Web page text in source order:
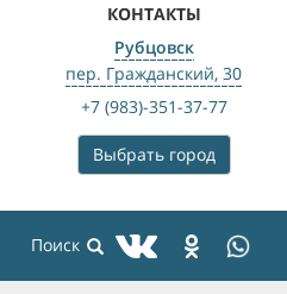
КОНТАКТЫ
Рубцовск
пер. Гражданский, 30
+7 (983)-351-37-77
Выбрать город